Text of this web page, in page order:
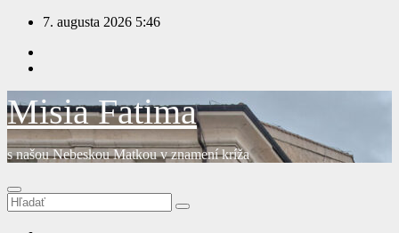
Prejsť
obsah
7. augusta 2026 5:46
Misia Fatima
s našou Nebeskou Matkou v znamení kríža